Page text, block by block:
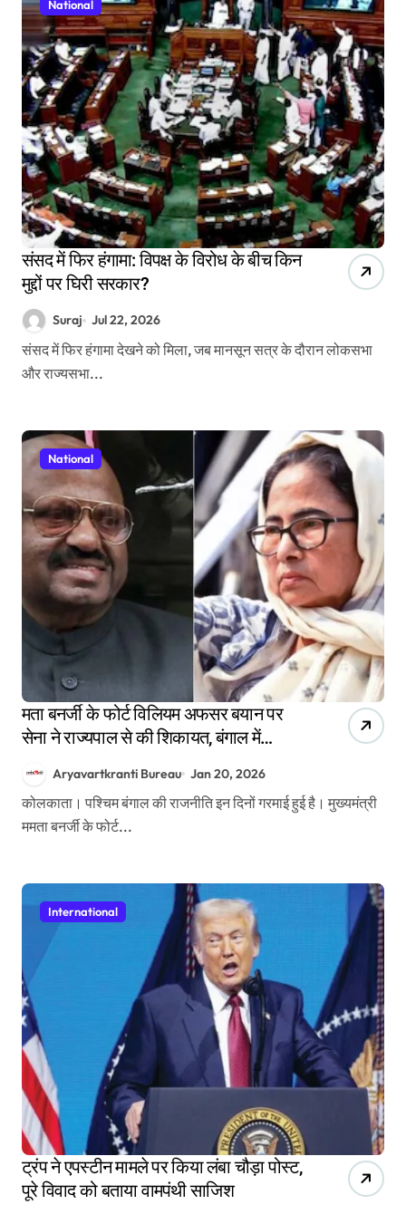
National
संसद में फिर हंगामा: विपक्ष के विरोध के बीच किन
मुद्दों पर घिरी सरकार?
Suraj Jul 22, 2026
संसद में फिर हंगामा देखने को मिला, जब मानसून सत्र के दौरान लोकसभा
और राज्यसभा...
National
मता बनर्जी के फोर्ट विलियम अफसर बयान पर
सेना ने राज्यपाल से की शिकायत, बंगाल में
Aryavartkranti Bureau Jan 20, 2026
कोलकाता। पश्चिम बंगाल की राजनीति इन दिनों गरमाई हुई है। मुख्यमंत्री
ममता बनर्जी के फोर्ट...
International
ट्रंप ने एपस्टीन मामले पर किया लंबा चौड़ा पोस्ट,
पूरे विवाद को बताया वामपंथी साजिश